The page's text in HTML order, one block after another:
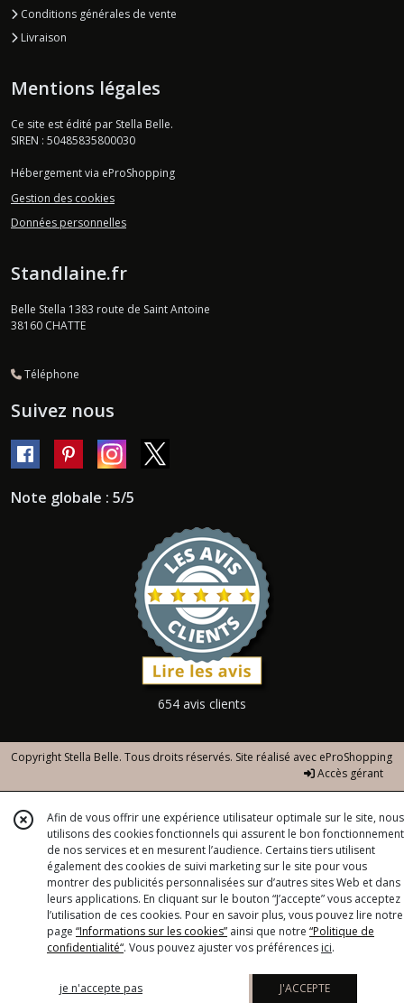
Conditions générales de vente
Livraison
Mentions légales
Ce site est édité par Stella Belle.
SIREN : 50485835800030
Hébergement via eProShopping
Gestion des cookies
Données personnelles
Standlaine.fr
Belle Stella 1383 route de Saint Antoine
38160 CHATTE
Téléphone
Suivez nous
Note globale : 5/5
654 avis clients
Copyright Stella Belle. Tous droits réservés. Site réalisé avec eProShopping
Accès gérant
Afin de vous offrir une expérience utilisateur optimale sur le site, nous
utilisons des cookies fonctionnels qui assurent le bon fonctionnement
de nos services et en mesurent l’audience. Certains tiers utilisent
également des cookies de suivi marketing sur le site pour vous
montrer des publicités personnalisées sur d’autres sites Web et dans
leurs applications. En cliquant sur le bouton “J’accepte” vous acceptez
l’utilisation de ces cookies. Pour en savoir plus, vous pouvez lire notre
page “Informations sur les cookies” ainsi que notre “Politique de
confidentialité“. Vous pouvez ajuster vos préférences ici.
je n'accepte pas J'ACCEPTE